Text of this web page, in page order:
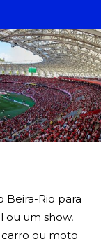
Beira-Rio para
ou um show,
carro ou moto